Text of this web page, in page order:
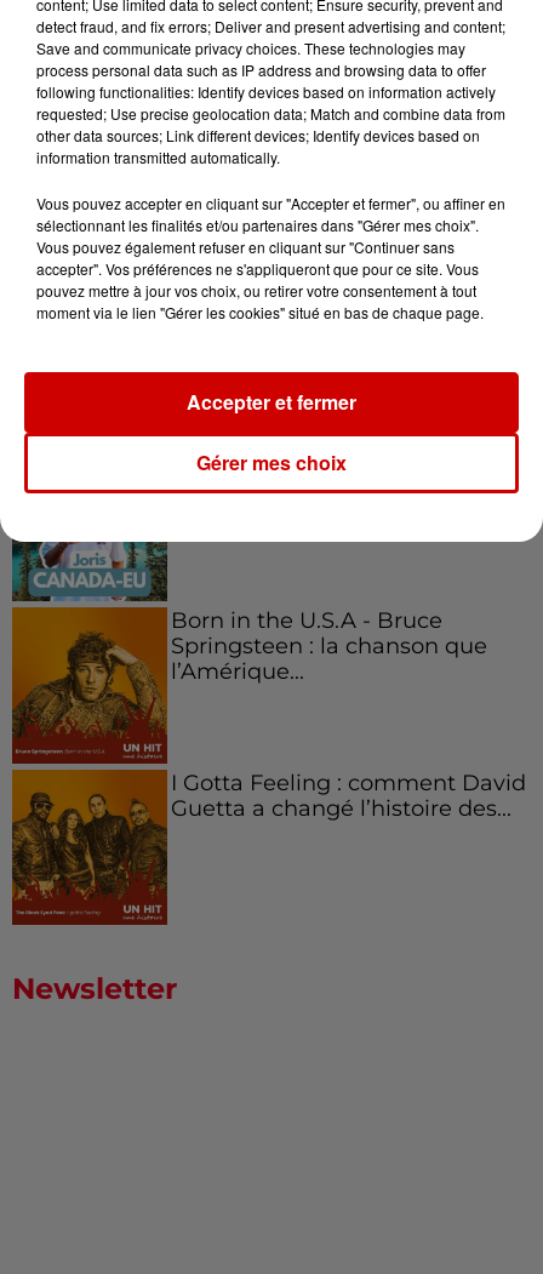
Le Duel - Gagnez votre balade
en jet ski !
Podcasts Voir plus
Kelly Massol, figure
emblématique de
Aménager un school bus au
Canada et accueillir les bleus à
Born in the U.S.A - Bruce
Springsteen : la chanson que
l’Amérique...
I Gotta Feeling : comment David
Guetta a changé l’histoire des...
Newsletter
content; Use limited data to select content; Ensure security, prevent and
detect fraud, and fix errors; Deliver and present advertising and content;
Save and communicate privacy choices. These technologies may
process personal data such as IP address and browsing data to offer
following functionalities: Identify devices based on information actively
requested; Use precise geolocation data; Match and combine data from
other data sources; Link different devices; Identify devices based on
information transmitted automatically.
Vous pouvez accepter en cliquant sur "Accepter et fermer", ou affiner en
sélectionnant les finalités et/ou partenaires dans "Gérer mes choix".
Vous pouvez également refuser en cliquant sur "Continuer sans
accepter". Vos préférences ne s'appliqueront que pour ce site. Vous
pouvez mettre à jour vos choix, ou retirer votre consentement à tout
moment via le lien "Gérer les cookies" situé en bas de chaque page.
Gérer mes choix
Accepter et fermer